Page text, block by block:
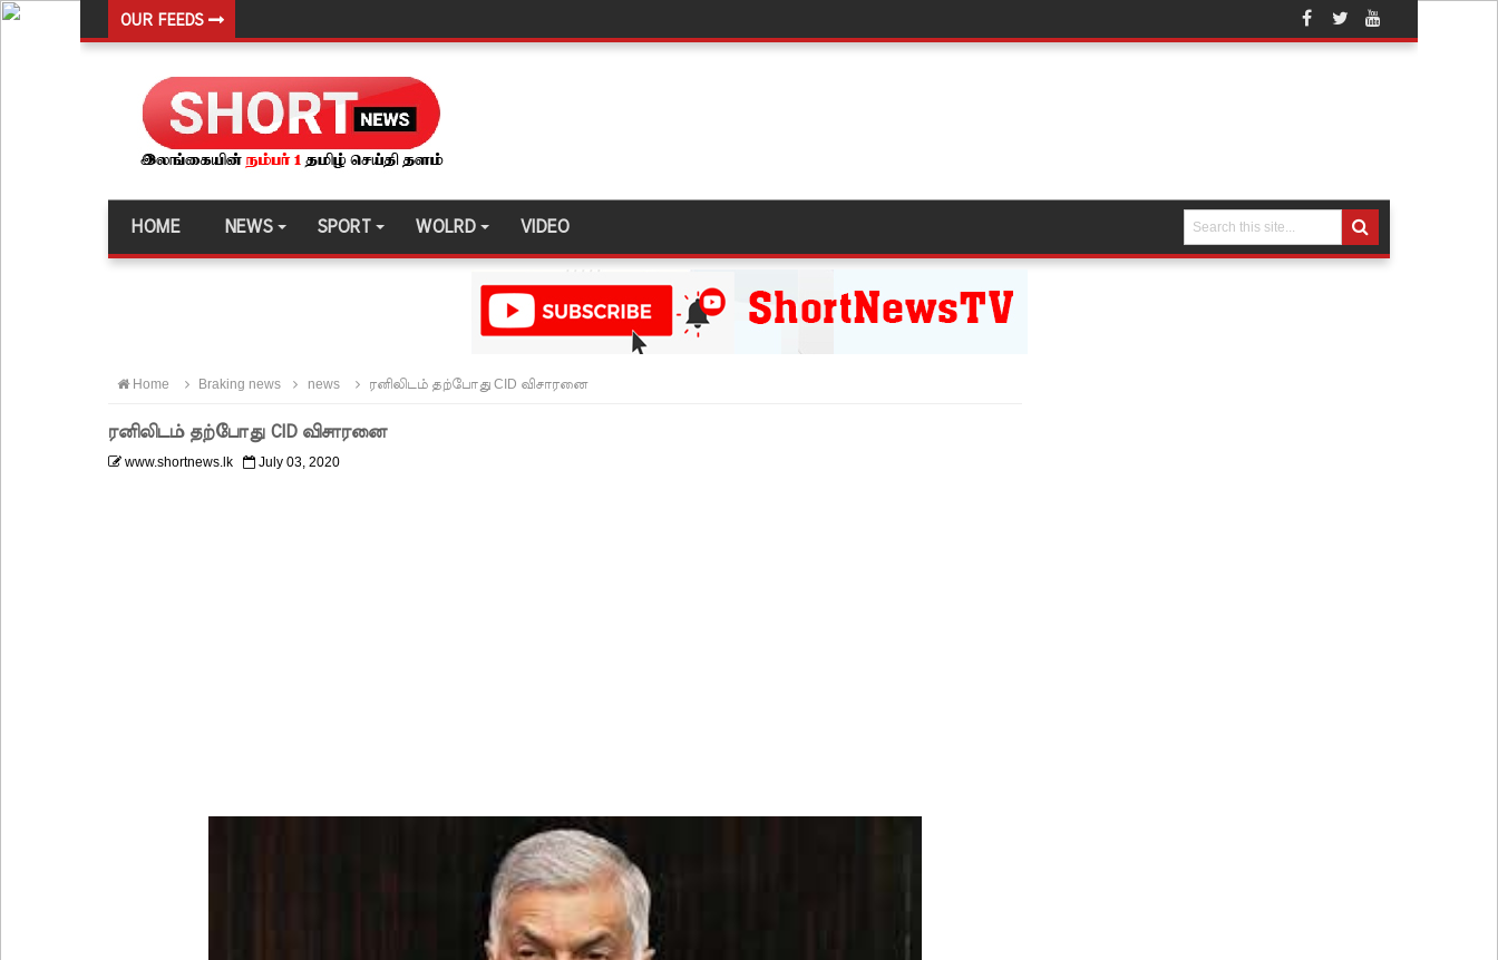
OUR FEEDS
யாழ்.சிறைச்சாலையிலும் விசேட பாதுகாப்பு நடவடிக்கை!
இலங்கை அணியின் பலம் துடுப்பாட்டத்திலேயே உள்ளது!
லலித் - குகன் காணாமற்போன வழக்கு கோட்டாபய ராஜபக்ச செப்டம்பர் 29ஆம் தேதி காணொளி மூலம் சாட்சியமளிக்க
சிறையின் வாயிற்கதவை முற்றுகையிட்ட பல்லன்சேன கைதிகள்!
குருவிட்ட மற்றும் பல்லன்சேன சிறைச்சாலைகளின் நிலைமை கட்டுப்பாட்டுக்குள்!
HOME NEWS SPORT WOLRD VIDEO
Home Braking news news ரனிலிடம் தற்போது CID விசாரனை
ரனிலிடம் தற்போது CID விசாரனை
www.shortnews.lk July 03, 2020